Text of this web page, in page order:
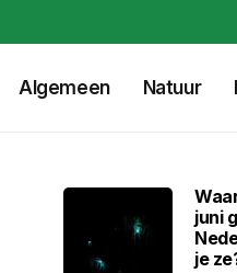
Algemeen Natuur
juni
je